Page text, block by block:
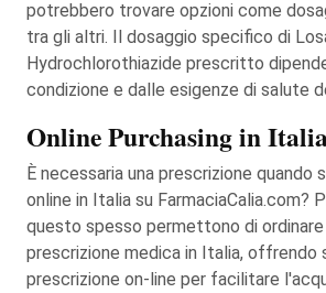
potrebbero trovare opzioni come
tra gli altri. Il dosaggio specifico di
Hydrochlorothiazide prescritto
condizione e dalle esigenze di salute
Online Purchasing in
È necessaria una prescrizione quando
online in Italia su FarmaciaCalia.com?
questo spesso permettono di ordinare
prescrizione medica in Italia, offrendo
prescrizione on-line per facilitare